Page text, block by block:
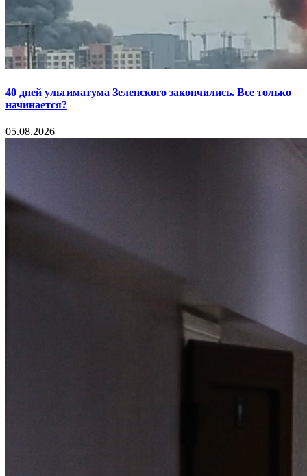
40 дней ультиматума Зеленского закончились. Все только
начинается?
05.08.2026